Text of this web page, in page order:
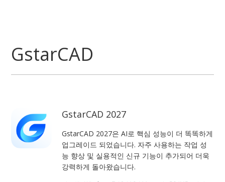
GstarCAD
GstarCAD 2027
GstarCAD 2027은 AI로 핵심 성능이 더 똑똑하게
업그레이드 되었습니다. 자주 사용하는 작업 성
능 향상 및 실용적인 신규 기능이 추가되어 더욱
강력하게 돌아왔습니다.